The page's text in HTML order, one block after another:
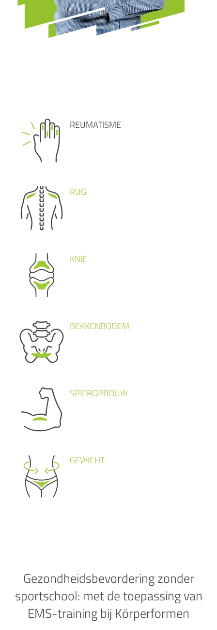
REUMATISME
RUG
KNIE
BEKKENBODEM
SPIEROPBOUW
GEWICHT
Gezondheidsbevordering zonder
sportschool: met de toepassing van
EMS-training bij Körperformen